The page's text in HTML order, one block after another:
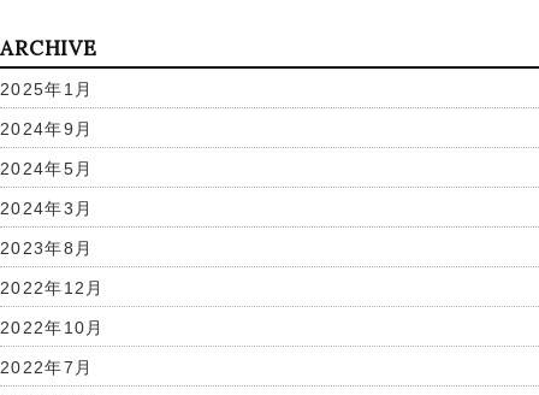
ARCHIVE
2025年1月
2024年9月
2024年5月
2024年3月
2023年8月
2022年12月
2022年10月
2022年7月